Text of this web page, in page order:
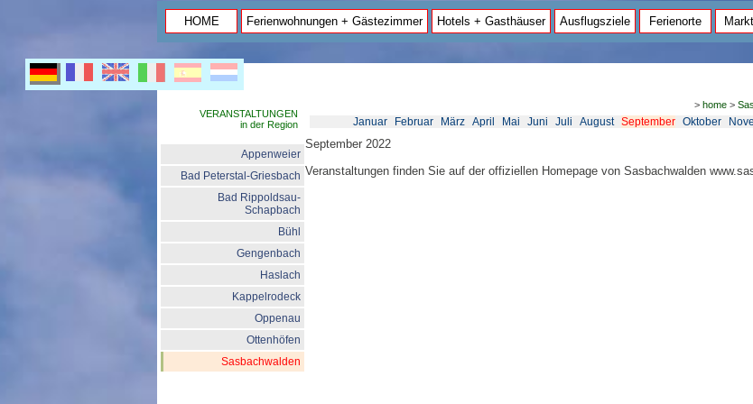
HOME Ferienwohnungen + Gästezimmer Hotels + Gasthäuser Ausflugsziele Ferienorte
VERANSTALTUNGEN
in der Region
Appenweier
Bad Peterstal-Griesbach
Bad Rippoldsau-
Schapbach
Bühl
Gengenbach
Haslach
Kappelrodeck
Oppenau
Ottenhöfen
Sasbachwalden
> home>
Januar Februar März April Mai Juni Juli August September Oktober
September 2022
Veranstaltungen finden Sie auf der offiziellen Homepage von Sasbachwalden